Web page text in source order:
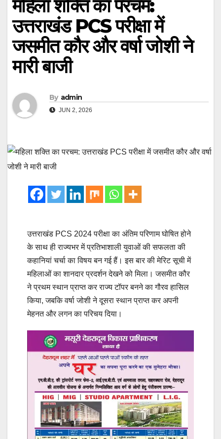
महिला शक्ति का परचम:
उत्तराखंड PCS परीक्षा में
जसमीत कौर और वर्षा जोशी ने
मारी बाजी
By admin
JUN 2, 2026
उत्तराखंड PCS 2024 परीक्षा का अंतिम परिणाम घोषित होने
के साथ ही राज्यभर में प्रतिभाशाली युवाओं की सफलता की
कहानियां चर्चा का विषय बन गई हैं। इस बार की मेरिट सूची में
महिलाओं का शानदार प्रदर्शन देखने को मिला। जसमीत कौर
ने प्रथम स्थान प्राप्त कर राज्य टॉपर बनने का गौरव हासिल
किया, जबकि वर्षा जोशी ने दूसरा स्थान प्राप्त कर अपनी
मेहनत और लगन का परिचय दिया।